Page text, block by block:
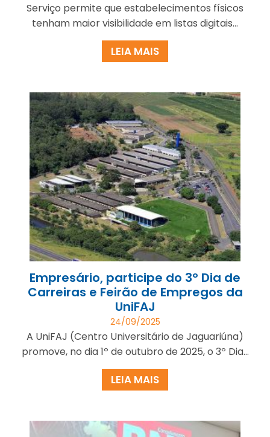
Serviço permite que estabelecimentos físicos
tenham maior visibilidade em listas digitais...
LEIA MAIS
Empresário, participe do 3º Dia de
Carreiras e Feirão de Empregos da
UniFAJ
24/09/2025
A UniFAJ (Centro Universitário de Jaguariúna)
promove, no dia 1º de outubro de 2025, o 3º Dia...
LEIA MAIS